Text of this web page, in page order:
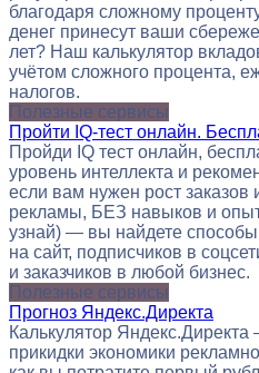
благодаря сложному
денег принесут ваши
лет? Наш калькулятор
учётом сложного процента,
налогов.
Полезные сервисы
Пройти IQ-тест онлайн.
Пройди IQ тест онлайн,
уровень интеллекта и
если вам нужен рост
рекламы, БЕЗ навыков и
узнай) — вы найдете способы
на сайт, подписчиков в
и заказчиков в любой бизнес.
Полезные сервисы
Прогноз Яндекс.Директа
Калькулятор
прикидки экономики